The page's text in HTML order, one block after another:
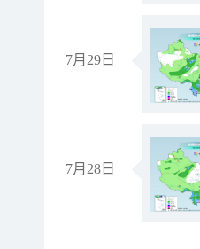
7月29日
7月28日